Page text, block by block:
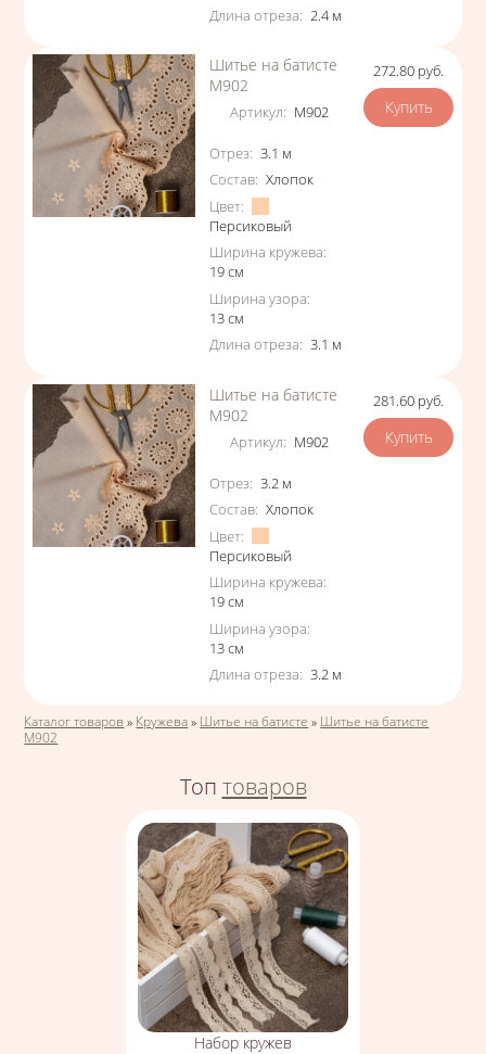
Длина отреза: 2.4 м
Шитье на батисте
М902
Артикул: М902
Характеристики
Отрез: 3.1 м
Состав: Хлопок
Цвет:
Персиковый
Ширина кружева:
19см
Ширина узора:
13см
Длина отреза: 3.1 м
Цена
272.80 руб.
Шитье на батисте
М902
Артикул: М902
Характеристики
Отрез: 3.2 м
Состав: Хлопок
Цвет:
Персиковый
Ширина кружева:
19см
Ширина узора:
13см
Длина отреза: 3.2 м
Цена
281.60 руб.
Вы здесь
Каталог товаров » Кружева » Шитье на батисте » Шитье на батисте
М902
Топ товаров
Набор кружев